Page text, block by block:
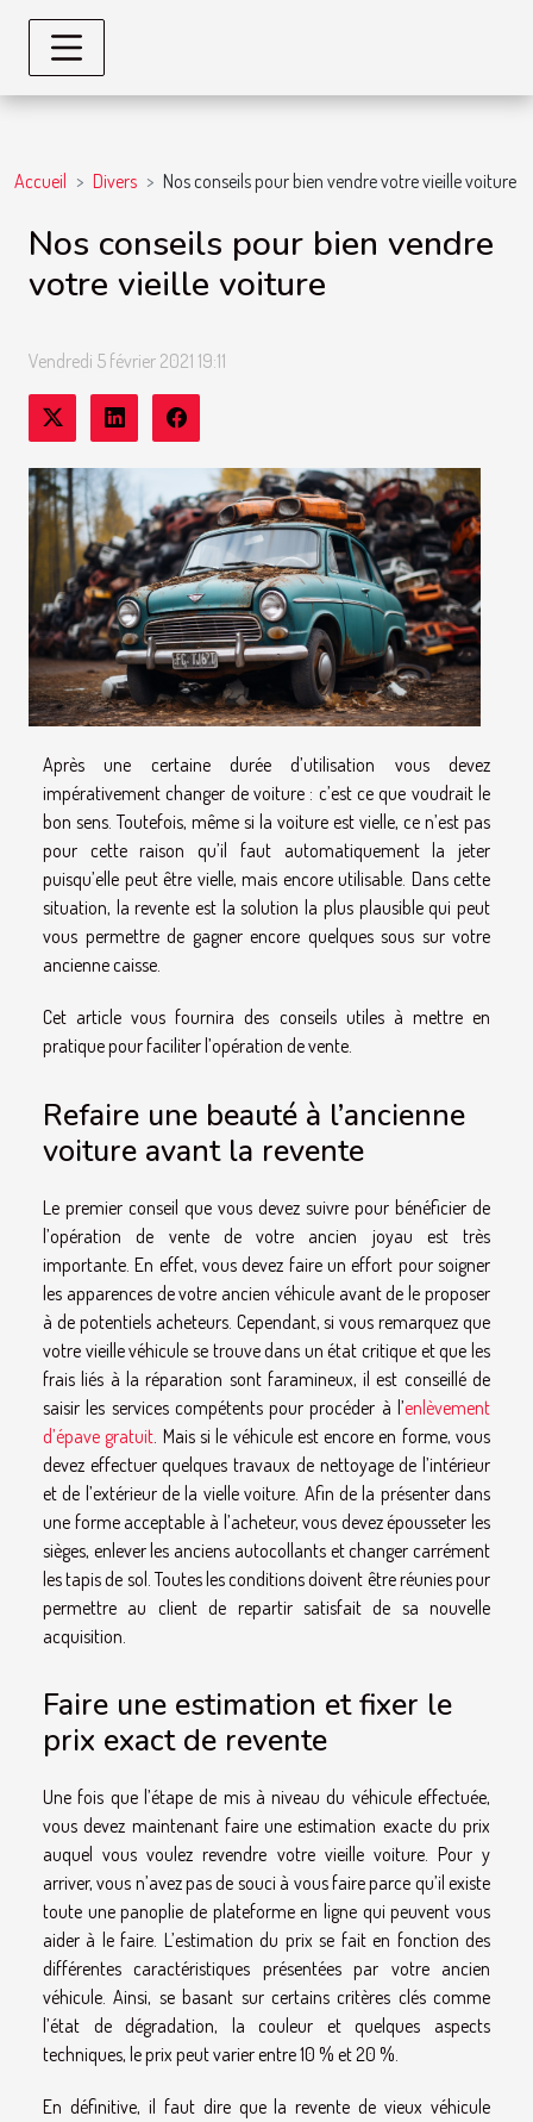
Accueil Divers Nos conseils pour bien vendre votre vieille voiture
Nos conseils pour bien vendre
votre vieille voiture
Vendredi 5 février 2021 19:11
Après une certaine durée d’utilisation vous devez
impérativement changer de voiture : c’est ce que voudrait le
bon sens. Toutefois, même si la voiture est vielle, ce n’est pas
pour cette raison qu’il faut automatiquement la jeter
puisqu’elle peut être vielle, mais encore utilisable. Dans cette
situation, la revente est la solution la plus plausible qui peut
vous permettre de gagner encore quelques sous sur votre
ancienne caisse.
Cet article vous fournira des conseils utiles à mettre en
pratique pour faciliter l’opération de vente.
Refaire une beauté à l’ancienne
voiture avant la revente
Le premier conseil que vous devez suivre pour bénéficier de
l’opération de vente de votre ancien joyau est très
importante. En effet, vous devez faire un effort pour soigner
les apparences de votre ancien véhicule avant de le proposer
à de potentiels acheteurs. Cependant, si vous remarquez que
votre vieille véhicule se trouve dans un état critique et que les
frais liés à la réparation sont faramineux, il est conseillé de
saisir les services compétents pour procéder à l’enlèvement
d’épave gratuit . Mais si le véhicule est encore en forme, vous
devez effectuer quelques travaux de nettoyage de l’intérieur
et de l’extérieur de la vielle voiture. Afin de la présenter dans
une forme acceptable à l’acheteur, vous devez épousseter les
sièges, enlever les anciens autocollants et changer carrément
les tapis de sol. Toutes les conditions doivent être réunies pour
permettre au client de repartir satisfait de sa nouvelle
acquisition.
Faire une estimation et fixer le
prix exact de revente
Une fois que l’étape de mis à niveau du véhicule effectuée,
vous devez maintenant faire une estimation exacte du prix
auquel vous voulez revendre votre vieille voiture. Pour y
arriver, vous n’avez pas de souci à vous faire parce qu’il existe
toute une panoplie de plateforme en ligne qui peuvent vous
aider à le faire. L’estimation du prix se fait en fonction des
différentes caractéristiques présentées par votre ancien
véhicule. Ainsi, se basant sur certains critères clés comme
l’état de dégradation, la couleur et quelques aspects
techniques, le prix peut varier entre 10 % et 20 %.
En définitive, il faut dire que la revente de vieux véhicule